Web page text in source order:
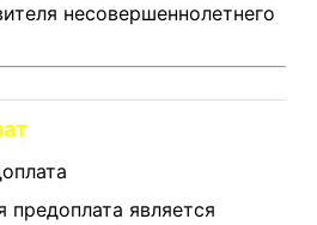
несовершеннолетнего
предоплата является